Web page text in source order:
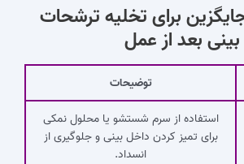
برای تخلیه ترشحات
بینی بعد از عمل
توضیحات
استفاده از سرم شستشو یا محلول نمکی
برای تمیز کردن داخل بینی و جلوگیری از
انسداد.